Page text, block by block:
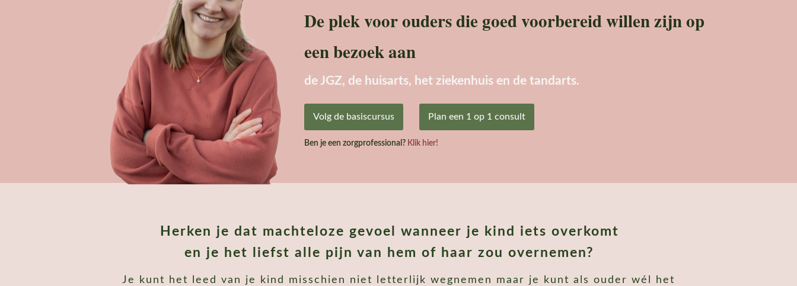
De plek voor ouders die goed voorbereid willen zijn op
een bezoek aan
de JGZ, de huisarts, het ziekenhuis en de tandarts.
Volg de basiscursus Plan een 1 op 1 consult
Ben je een zorgprofessional? Klik hier!
Herken je dat machteloze gevoel wanneer je kind iets overkomt
en je het liefst alle pijn van hem of haar zou overnemen?
Je kunt het leed van je kind misschien niet letterlijk wegnemen maar je kunt als ouder wél het